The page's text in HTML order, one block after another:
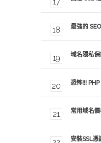
最強的
域名隱私
恐怖!!!
常用域名
安裝SSL憑